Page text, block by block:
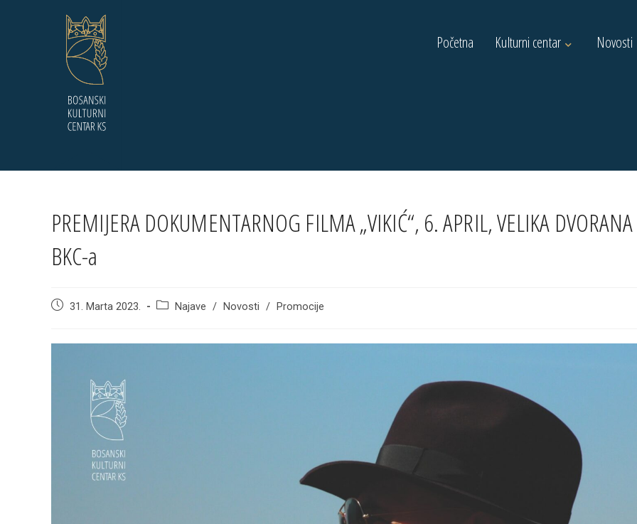
Početna Kulturni centar Novosti
PREMIJERA DOKUMENTARNOG FILMA „VIKIĆ“, 6. APRIL, VELIKA DVORANA
BKC-a
Post31. Marta 2023.
PostNajave / Novosti / Promocije